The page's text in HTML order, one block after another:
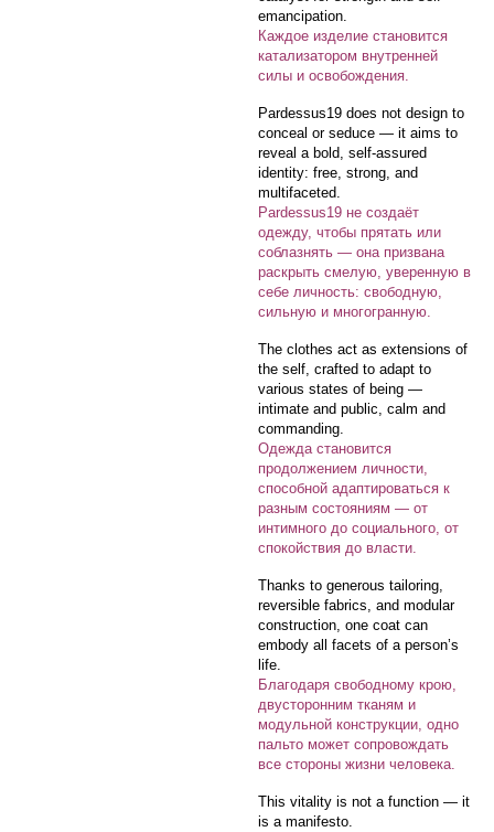
emancipation.
Каждое изделие становится
катализатором внутренней
силы и освобождения.
Pardessus19 does not design to
conceal or seduce — it aims to
reveal a bold, self-assured
identity: free, strong, and
multifaceted.
Pardessus19 не создаёт
одежду, чтобы прятать или
соблазнять — она призвана
раскрыть смелую, уверенную в
себе личность: свободную,
сильную и многогранную.
The clothes act as extensions of
the self, crafted to adapt to
various states of being —
intimate and public, calm and
commanding.
Одежда становится
продолжением личности,
способной адаптироваться к
разным состояниям — от
интимного до социального, от
спокойствия до власти.
Thanks to generous tailoring,
reversible fabrics, and modular
construction, one coat can
embody all facets of a person’s
life.
Благодаря свободному крою,
двусторонним тканям и
модульной конструкции, одно
пальто может сопровождать
все стороны жизни человека.
This vitality is not a function — it
is a manifesto.